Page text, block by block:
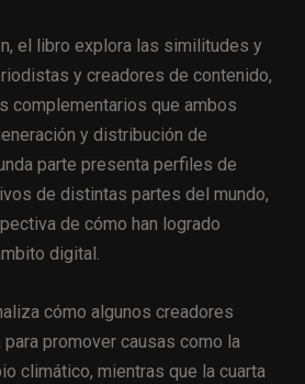
el libro explora las similitudes y
y creadores de contenido,
complementarios que ambos
y distribución de
parte presenta perfiles de
de distintas partes del mundo,
de cómo han logrado
digital.
cómo algunos creadores
promover causas como la
climático, mientras que la cuarta